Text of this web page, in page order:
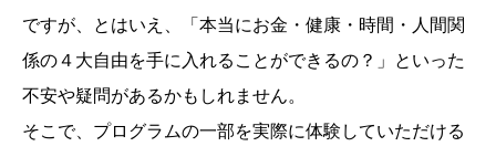
ですが、とはいえ、「本当にお金・健康・時間・人間関
係の４大自由を手に入れることができるの？」といった
不安や疑問があるかもしれません。
そこで、プログラムの一部を実際に体験していただける